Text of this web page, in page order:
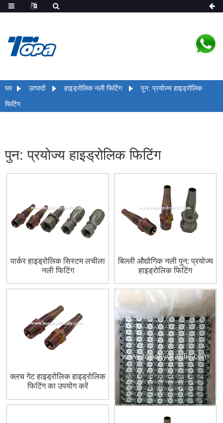
घर उत्पादों हाइड्रोलिक नली फिटिंग
पुन: प्रयोज्य हाइड्रोलिक
फिटिंग
पुन: प्रयोज्य हाइड्रोलिक फिटिंग
पार्कर हाइड्रोलिक सिस्टम लचीला
नली फिटिंग
बिल्ली औद्योगिक नली पुन: प्रयोज्य
हाइड्रोलिक फिटिंग
क्लच गेट हाइड्रोलिक हाइड्रोलिक
फिटिंग का उपयोग करें
फिटिंग गार्डन कपलर सेट मीट्रिक
हाइड्रोलिक नली